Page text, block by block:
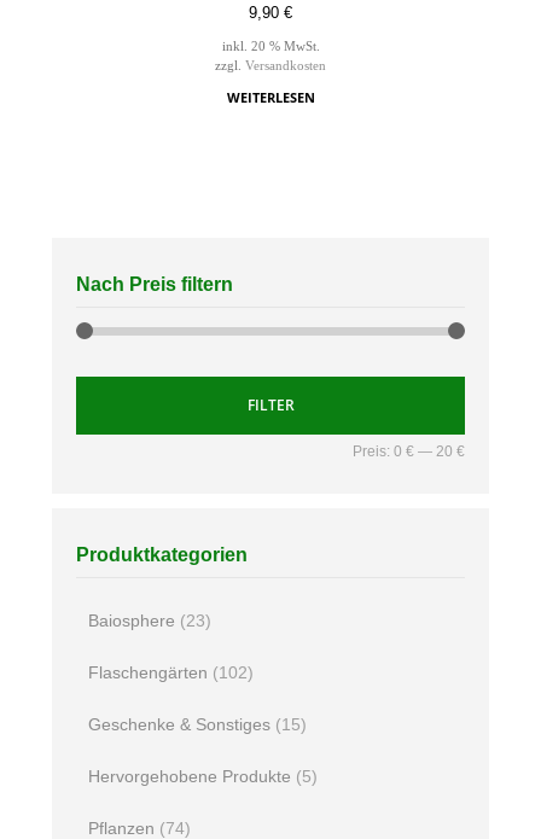
9,90 €
inkl. 20 % MwSt.
zzgl. Versandkosten
WEITERLESEN
Nach Preis filtern
FILTER
Preis:0 € —20 €
Produktkategorien
Baiosphere (23)
Flaschengärten (102)
Geschenke & Sonstiges (15)
Hervorgehobene Produkte (5)
Pflanzen (74)